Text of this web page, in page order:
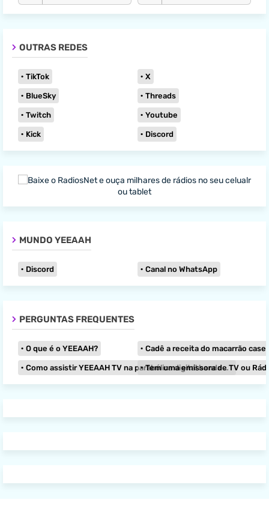
OUTRAS REDES
TikTok X
BlueSky Threads
Twitch Youtube
Kick Discord
MUNDO YEEAAH
Discord Canal no WhatsApp
PERGUNTAS FREQUENTES
O que é o YEEAAH? Cadê a receita do macarrão caseiro
Como assistir YEEAAH TV na parabólica digital banda KU?
Tem uma emissora de TV ou Rádio